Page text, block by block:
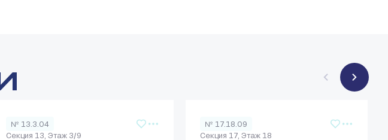
№ 13.3.04
Секция 13, Этаж 3/9
№ 17.18.09
Секция 17, Этаж 18